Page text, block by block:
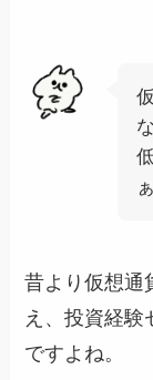
昔より仮想通
え、投資経験
ですよね。